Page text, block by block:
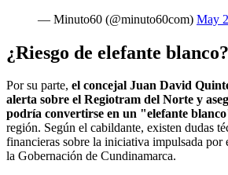
— Minuto60 (@minuto60com) May
¿Riesgo de elefante blanco?
Por su parte, el concejal Juan David
alerta sobre el Regiotram del Norte y
podría convertirse en un "elefante
región. Según el cabildante, existen dudas
financieras sobre la iniciativa impulsada
la Gobernación de Cundinamarca.